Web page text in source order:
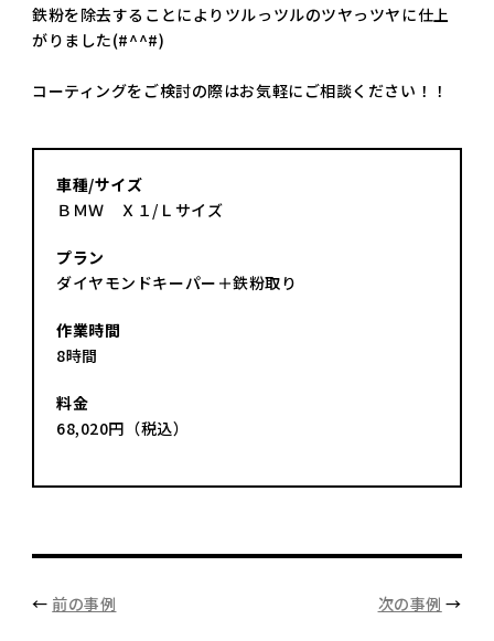
鉄粉を除去することによりツルっツルのツヤっツヤに仕上
がりました(#^^#)
コーティングをご検討の際はお気軽にご相談ください！！
車種/サイズ
ＢＭＷ Ｘ１/Ｌサイズ
プラン
ダイヤモンドキーパー＋鉄粉取り
作業時間
8時間
料金
68,020円（税込）
← 前の事例 次の事例 →